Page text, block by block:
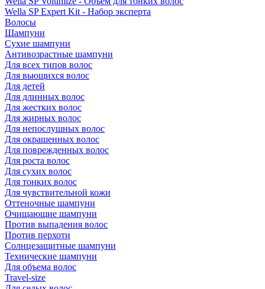
Wella SP Expert Kit - Набор эксперта
Волосы
Шампуни
Сухие шампуни
Антивозрастные шампуни
Для всех типов волос
Для вьющихся волос
Для детей
Для длинных волос
Для жестких волос
Для жирных волос
Для непослушных волос
Для окрашенных волос
Для поврежденных волос
Для роста волос
Для сухих волос
Для тонких волос
Для чувствительной кожи
Оттеночные шампуни
Очищающие шампуни
Против выпадения волос
Против перхоти
Солнцезащитные шампуни
Технические шампуни
Для объема волос
Travel-size